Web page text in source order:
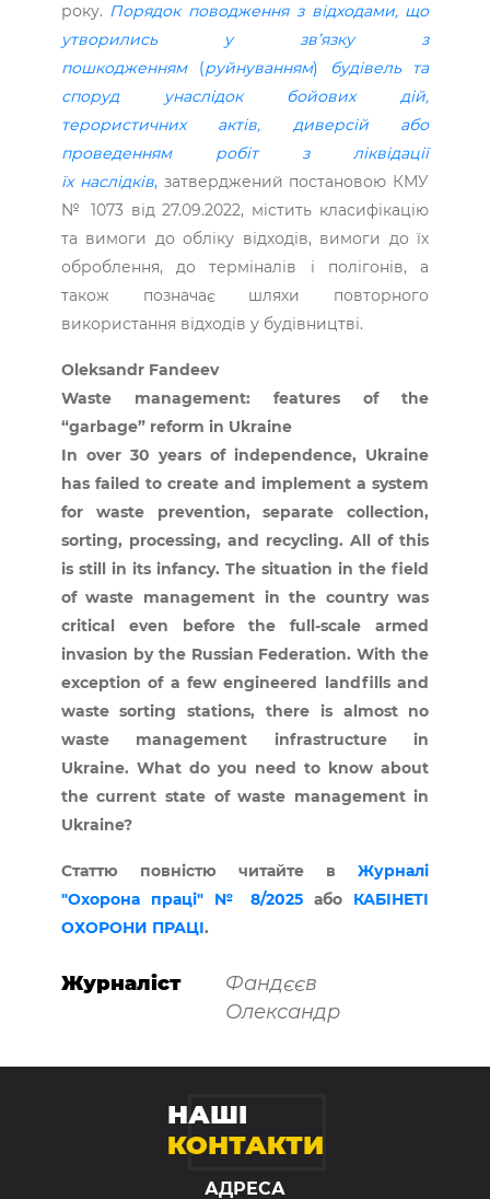
року. Порядок поводження з відходами, що
утворились
у зв’язку з
пошкодженням (руйнуванням)
будівель та
споруд унаслідок бойових дій,
терористичних
актів, диверсій або
проведенням робіт з ліквідації
їх наслідків, затверджений постановою КМУ
№ 1073 від 27.09.2022, містить класифікацію
та вимоги до обліку відходів, вимоги до їх
оброблення, до терміналів і полігонів, а
також позначає шляхи повторного
використання відходів у будівництві.
Oleksandr Fandeev
Waste management: features of the
“garbage” reform in Ukraine
In over 30 years of independence, Ukraine
has failed to create and implement a system
for waste prevention, separate collection,
sorting, processing, and recycling. All of this
is still in its infancy. The situation in the field
of waste management in the country was
critical even before the full-scale armed
invasion by the Russian Federation. With the
exception of a few engineered landfills and
waste sorting stations, there is almost no
waste management infrastructure in
Ukraine. What do you need to know about
the current state of waste management in
Ukraine?
Статтю повністю читайте вЖурналі
"Охорона праці" № 8/2025 або КАБІНЕТІ
ОХОРОНИ ПРАЦІ.
Журналіст
Фандєєв
Олександр
НАШІ
КОНТАКТИ
АДРЕСА